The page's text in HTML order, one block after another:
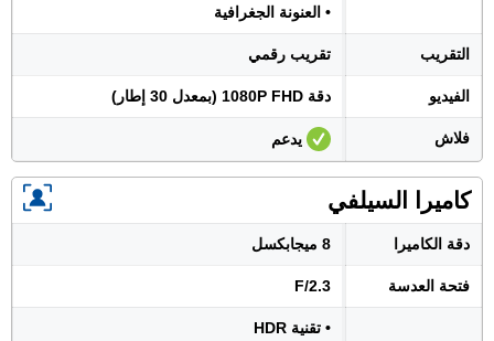
• العنونة الجغرافية
التقريب تقريب رقمي
الفيديو دقة 1080P FHD (بمعدل 30 إطار)
فلاش يدعم
كاميرا السيلفي
دقة الكاميرا 8 ميجابكسل
فتحة العدسة F/2.3
• تقنية HDR